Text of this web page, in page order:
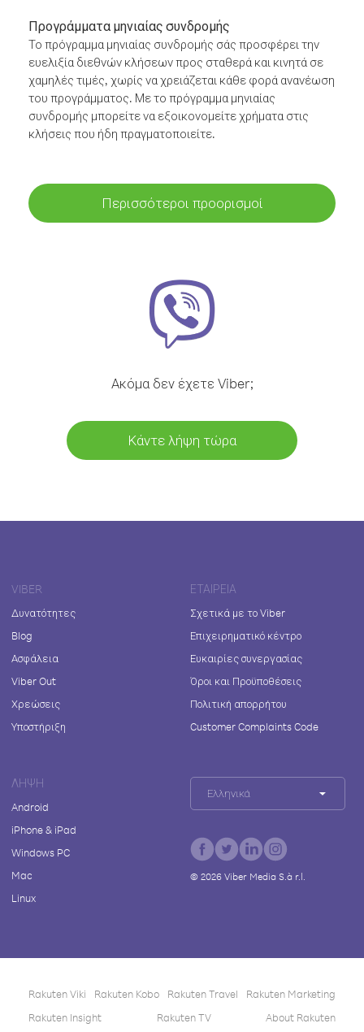
Προγράμματα μηνιαίας συνδρομής
Το πρόγραμμα μηνιαίας συνδρομής σάς προσφέρει την
ευελιξία διεθνών κλήσεων προς σταθερά και κινητά σε
χαμηλές τιμές, χωρίς να χρειάζεται κάθε φορά ανανέωση
του προγράμματος. Με το πρόγραμμα μηνιαίας
συνδρομής μπορείτε να εξοικονομείτε χρήματα στις
κλήσεις που ήδη πραγματοποιείτε.
Περισσότεροι προορισμοί
Ακόμα δεν έχετε Viber;
Κάντε λήψη τώρα
VIBER
Δυνατότητες
Blog
Ασφάλεια
Viber Out
Χρεώσεις
Υποστήριξη
ΕΤΑΙΡΕΊΑ
Σχετικά με το Viber
Επιχειρηματικό κέντρο
Ευκαιρίες συνεργασίας
Όροι και Προϋποθέσεις
Πολιτική απορρήτου
Customer Complaints Code
ΛΉΨΗ
Android
iPhone & iPad
Windows PC
Mac
Linux
Ελληνικά
© 2026Viber Media S.à r.l.
Rakuten Viki Rakuten Kobo Rakuten Travel
Rakuten Marketing
Rakuten Insight
Rakuten TV About Rakuten